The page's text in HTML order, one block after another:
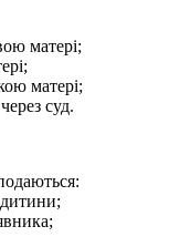
матері;
матері;
суд.